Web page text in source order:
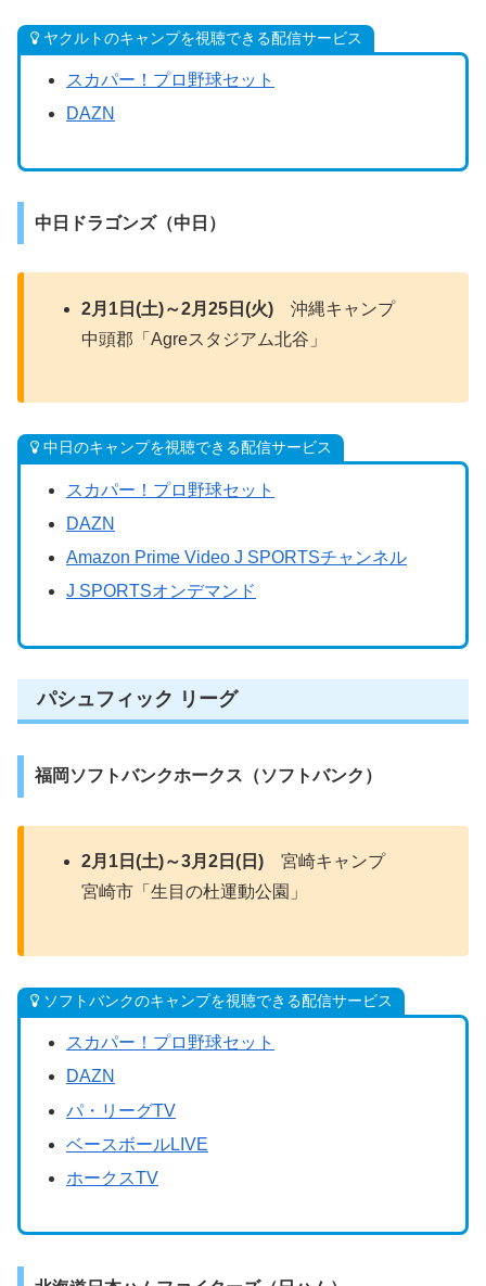
ヤクルトのキャンプを視聴できる配信サービス
スカパー！プロ野球セット
DAZN
中日ドラゴンズ（中日）
2月1日(土)～2月25日(火) 沖縄キャンプ
中頭郡「Agreスタジアム北谷」
中日のキャンプを視聴できる配信サービス
スカパー！プロ野球セット
DAZN
Amazon Prime Video J SPORTSチャンネル
J SPORTSオンデマンド
パシュフィック リーグ
福岡ソフトバンクホークス（ソフトバンク）
2月1日(土)～3月2日(日) 宮崎キャンプ
宮崎市「生目の杜運動公園」
ソフトバンクのキャンプを視聴できる配信サービス
スカパー！プロ野球セット
DAZN
パ・リーグTV
ベースボールLIVE
ホークスTV